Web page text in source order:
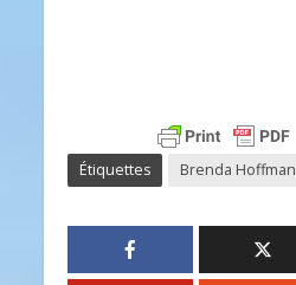
Étiquettes Brenda Hoffman